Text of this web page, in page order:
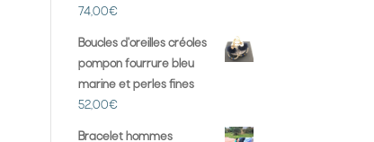
74,00€
Boucles d'oreilles créoles
pompon fourrure bleu
marine et perles fines
52,00€
Bracelet hommes